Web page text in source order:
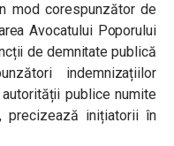
mod corespunzător de
Avocatului Poporului
de demnitate publică
indemnizațiilor
publice numite
precizează inițiatorii în